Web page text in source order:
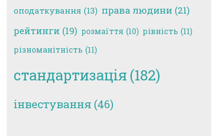
оподаткування (13) права людини (21)
рейтинги (19) розмаїття (10) рівність (11)
різноманітність (11)
стандартизація (182)
інвестування (46)